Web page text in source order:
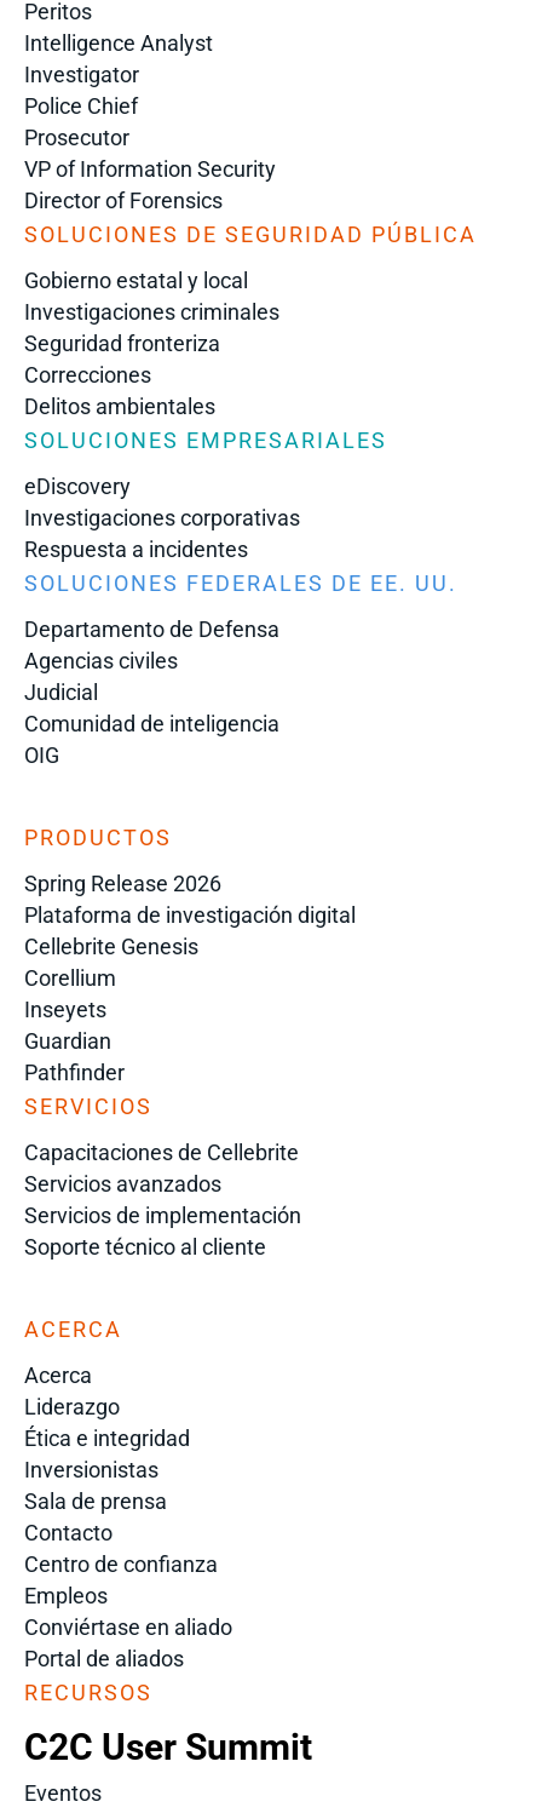
Peritos
Intelligence Analyst
Investigator
Police Chief
Prosecutor
VP of Information Security
Director of Forensics
SOLUCIONES DE SEGURIDAD PÚBLICA
Gobierno estatal y local
Investigaciones criminales
Seguridad fronteriza
Correcciones
Delitos ambientales
SOLUCIONES EMPRESARIALES
eDiscovery
Investigaciones corporativas
Respuesta a incidentes
SOLUCIONES FEDERALES DE EE. UU.
Departamento de Defensa
Agencias civiles
Judicial
Comunidad de inteligencia
OIG
PRODUCTOS
Spring Release 2026
Plataforma de investigación digital
Cellebrite Genesis
Corellium
Inseyets
Guardian
Pathfinder
SERVICIOS
Capacitaciones de Cellebrite
Servicios avanzados
Servicios de implementación
Soporte técnico al cliente
ACERCA
Acerca
Liderazgo
Ética e integridad
Inversionistas
Sala de prensa
Contacto
Centro de confianza
Empleos
Conviértase en aliado
Portal de aliados
RECURSOS
C2C User Summit
Eventos